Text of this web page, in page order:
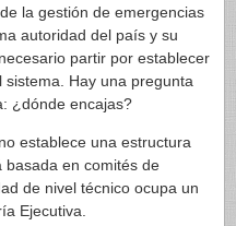
la gestión de emergencias
autoridad del país y su
partir por establecer
Hay una pregunta
¿dónde encajas?
establece una estructura
basada en comités de
de nivel técnico ocupa un
Ejecutiva.